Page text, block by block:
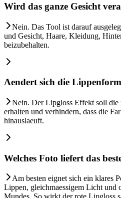
Wird das ganze Gesicht
Nein. Das Tool ist darauf
und Gesicht, Haare, Kleidung,
beizubehalten.
Aendert sich die
Nein. Der Lipgloss Effekt soll die
erhalten und verhindern, dass die
hinauslaeuft.
Welches Foto liefert das
Am besten eignet sich ein klares
Lippen, gleichmaessigem Licht und